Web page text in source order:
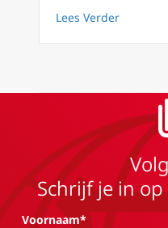
Lees Verderabout
Schrijf je in
Voornaam*